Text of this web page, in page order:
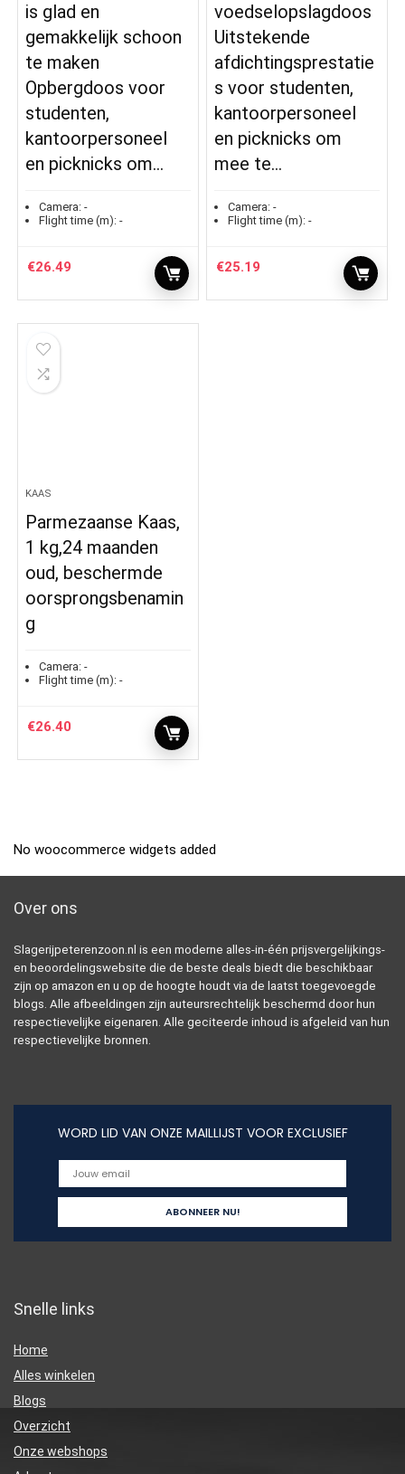
is glad en
gemakkelijk schoon
te maken
Opbergdoos voor
studenten,
kantoorpersoneel
en picknicks om…
Camera: -
Flight time (m): -
€26.49
voedselopslagdoos
Uitstekende
afdichtingsprestatie
s voor studenten,
kantoorpersoneel
en picknicks om
mee te…
Camera: -
Flight time (m): -
€25.19
KAAS
Parmezaanse Kaas,
1 kg,24 maanden
oud, beschermde
oorsprongsbenamin
g
Camera: -
Flight time (m): -
€26.40
No woocommerce widgets added
Over ons
Slagerijpeterenzoon.nl is een moderne alles-in-één prijsvergelijkings-
en beoordelingswebsite die de beste deals biedt die beschikbaar
zijn op amazon en u op de hoogte houdt via de laatst toegevoegde
blogs. Alle afbeeldingen zijn auteursrechtelijk beschermd door hun
respectievelijke eigenaren. Alle geciteerde inhoud is afgeleid van hun
respectievelijke bronnen.
WORD LID VAN ONZE MAILLIJST VOOR EXCLUSIEF
Snelle links
Home
Alles winkelen
Blogs
Overzicht
Onze webshops